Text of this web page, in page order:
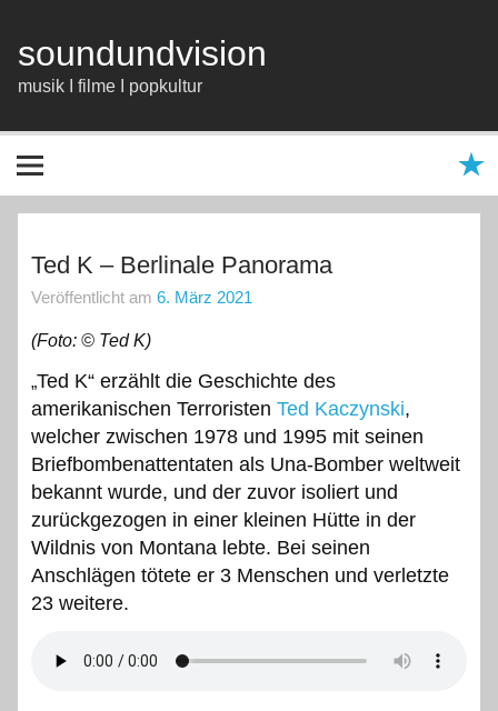
springen
soundundvision
musik I filme I popkultur
Ted K – Berlinale Panorama
Veröffentlicht am 6. März 2021
(Foto: © Ted K)
„Ted K“ erzählt die Geschichte des
amerikanischen Terroristen Ted Kaczynski,
welcher zwischen 1978 und 1995 mit seinen
Briefbombenattentaten als Una-Bomber weltweit
bekannt wurde, und der zuvor isoliert und
zurückgezogen in einer kleinen Hütte in der
Wildnis von Montana lebte. Bei seinen
Anschlägen tötete er 3 Menschen und verletzte
23 weitere.